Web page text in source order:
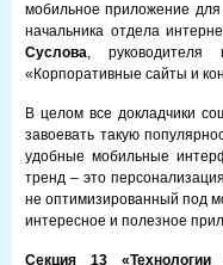
мобильное приложение
начальника отдела
Суслова, руководителя
«Корпоративные сайты и
В целом все докладчики
завоевать такую
удобные мобильные
тренд – это
не оптимизированный под
интересное и полезное
Секция 13 «Технологии